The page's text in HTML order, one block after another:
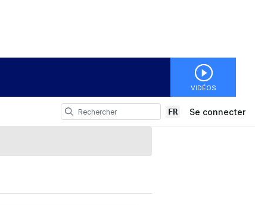
VIDÉOS
FR Se connecter